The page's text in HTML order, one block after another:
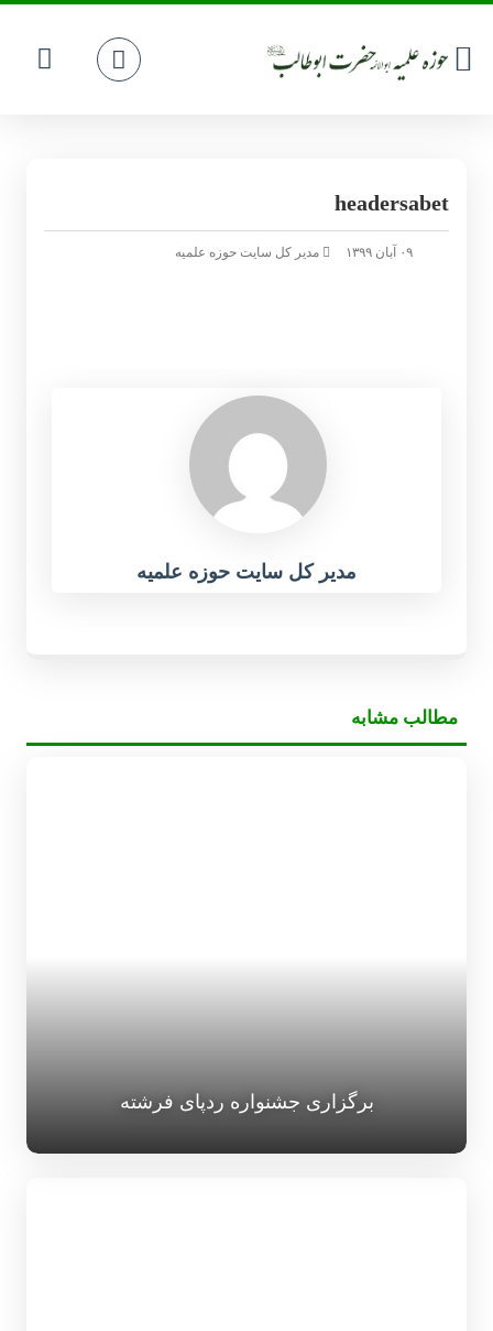
headersabet
۰۹ آبان ۱۳۹۹ مدیر کل سایت حوزه علمیه
مدیر کل سایت حوزه علمیه
مطالب مشابه
برگزاری جشنواره ردپای فرشته